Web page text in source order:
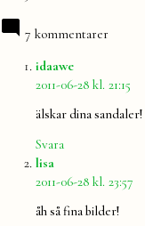
7 kommentarer
idaawesäger:
2011-06-28 kl. 21:15
älskar dina
Svara
lisa
2011-06-28 kl. 23:57
åh så fina bilder!